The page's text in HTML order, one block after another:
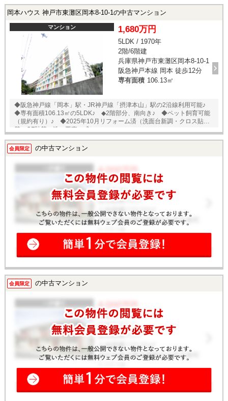
岡本ハウス 神戸市東灘区岡本8-10-1の中古マンション
マンション 1,680万円
5LDK / 1970年
2階/6階建
兵庫県神戸市東灘区岡本8-10-1
阪急神戸本線 岡本 徒歩12分
専有面積 106.13㎡
◆阪急神戸線「岡本」駅・JR神戸線「摂津本山」駅の2沿線利用可能♪
◆専有面積106.13㎡の5LDK♪ ◆2階部分、南向き♪ ◆ペット飼育可能
（規約有り）♪ ◆2025年10月リフォーム済（洗面台新調・クロス貼
替・CF貼替・洗い工事一式）♪
会員限定 の中古マンション
会員限定 の中古マンション